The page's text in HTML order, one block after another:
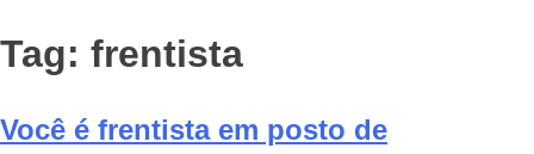
Tag: frentista
Você é frentista em posto de